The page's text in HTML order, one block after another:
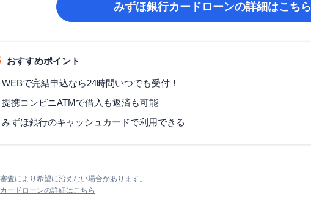
みずほ銀行カードローンの詳細はこちら
おすすめポイント
WEBで完結申込なら24時間いつでも受付！
提携コンビニATMで借入も返済も可能
みずほ銀行のキャッシュカードで利用できる
査により希望に沿えない場合があります。
ードローンの詳細はこちら